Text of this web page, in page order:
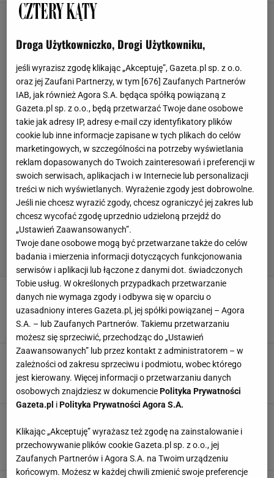
Zapachowe świece i dyfuzory. Tak wprowadzisz
do wnętrza domu wiosenną świeżość bez
remontu
ANSWEAR DYFUZOR DYFUZOR ZAPACHOWY KADZIDŁO
Moda na włoskie rośliny. Ogród jak z Toskanii,
ale to Polska
ANSWEAR DONICA DONICE KONEWKA
apartamentu. Medicine nie zawodzi piękną
kolekcją
ANSWEAR KOMPLET POŚCIELI POŚCIEL ŚWIECA ZAPACHOWA
Droga Użytkowniczko, Drogi Użytkowniku,
jeśli wyrazisz zgodę klikając „Akceptuję”, Gazeta.pl sp. z o.o.
oraz jej Zaufani Partnerzy, w tym [676] Zaufanych Partnerów
IAB, jak również Agora S.A. będąca spółką powiązaną z
Gazeta.pl sp. z o.o., będą przetwarzać Twoje dane osobowe
takie jak adresy IP, adresy e-mail czy identyfikatory plików
cookie lub inne informacje zapisane w tych plikach do celów
marketingowych, w szczególności na potrzeby wyświetlania
reklam dopasowanych do Twoich zainteresowań i preferencji w
swoich serwisach, aplikacjach i w Internecie lub personalizacji
treści w nich wyświetlanych. Wyrażenie zgody jest dobrowolne.
Jeśli nie chcesz wyrazić zgody, chcesz ograniczyć jej zakres lub
chcesz wycofać zgodę uprzednio udzieloną przejdź do
„Ustawień Zaawansowanych”.
Twoje dane osobowe mogą być przetwarzane także do celów
badania i mierzenia informacji dotyczących funkcjonowania
serwisów i aplikacji lub łączone z danymi dot. świadczonych
Tobie usług. W określonych przypadkach przetwarzanie
danych nie wymaga zgody i odbywa się w oparciu o
uzasadniony interes Gazeta.pl, jej spółki powiązanej – Agora
S.A. – lub Zaufanych Partnerów. Takiemu przetwarzaniu
możesz się sprzeciwić, przechodząc do „Ustawień
Zaawansowanych” lub przez kontakt z administratorem – w
zależności od zakresu sprzeciwu i podmiotu, wobec którego
jest kierowany. Więcej informacji o przetwarzaniu danych
osobowych znajdziesz w dokumenciePolityka Prywatności
Gazeta.pl iPolityka Prywatności Agora S.A.
Klikając „Akceptuję” wyrażasz też zgodę na zainstalowanie i
przechowywanie plików cookie Gazeta.pl sp. z o.o., jej
Zaufanych Partnerów i Agora S.A. na Twoim urządzeniu
końcowym. Możesz w każdej chwili zmienić swoje preferencje